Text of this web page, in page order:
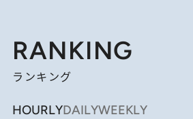
RANKING
ランキング
HOURLYDAILYWEEKLY